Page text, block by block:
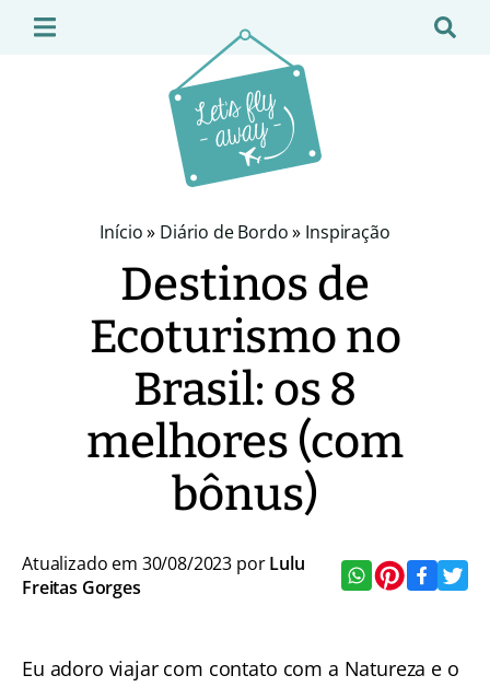
Início» Diário de Bordo» Inspiração
Destinos de
Ecoturismo no
Brasil: os 8
melhores (com
bônus)
Atualizado em 30/08/2023 porLulu
Freitas Gorges
Eu adoro viajar com contato com a Natureza e o